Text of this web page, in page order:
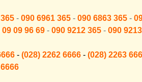
- 090 6961 365 - 090 6863 365 -
09 09 96 69 - 090 9212 365 - 090
- (028) 2262 6666 - (028) 2263